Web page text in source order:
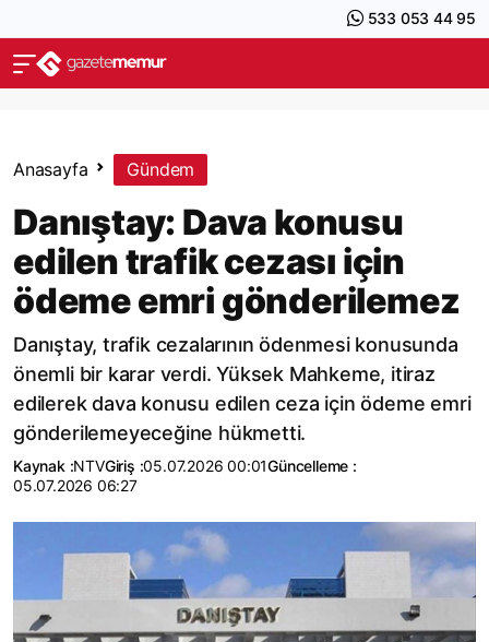
533 053 44 95
Anasayfa Gündem
Danıştay: Dava konusu
edilen trafik cezası için
ödeme emri gönderilemez
Danıştay, trafik cezalarının ödenmesi konusunda
önemli bir karar verdi. Yüksek Mahkeme, itiraz
edilerek dava konusu edilen ceza için ödeme emri
gönderilemeyeceğine hükmetti.
Kaynak :NTVGiriş :05.07.2026 00:01Güncelleme :
05.07.2026 06:27